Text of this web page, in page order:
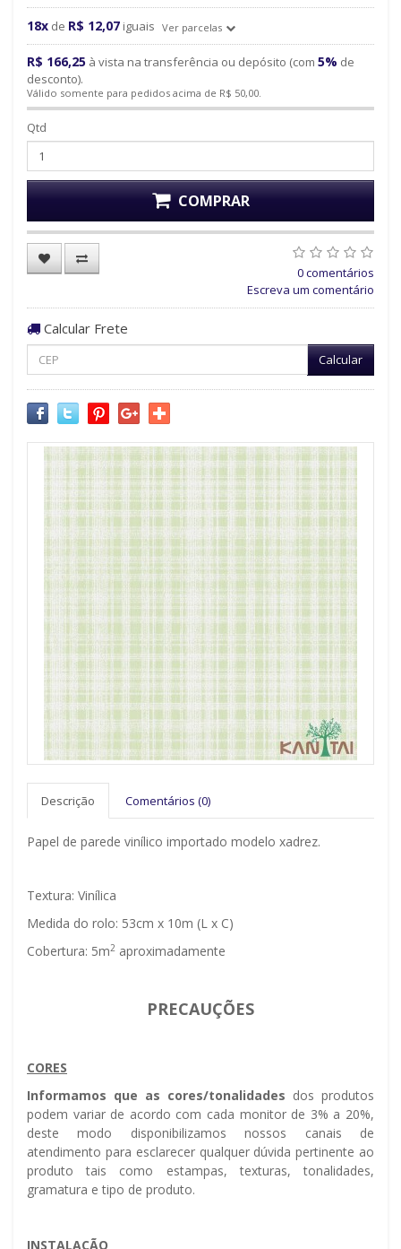
18x de R$ 12,07 iguais Ver parcelas
R$ 166,25 à vista na transferência ou depósito (com 5% de
desconto).
Válido somente para pedidos acima de R$ 50,00.
Qtd
COMPRAR
0 comentários
Escreva um comentário
Calcular Frete
Calcular
Descrição Comentários (0)
Papel de parede vinílico importado modelo xadrez.
Textura: Vinílica
Medida do rolo: 53cm x 10m (L x C)
Cobertura: 5m2 aproximadamente
PRECAUÇÕES
CORES
Informamos que as cores/tonalidades dos produtos
podem variar de acordo com cada monitor de 3% a 20%,
deste modo disponibilizamos nossos canais de
atendimento para esclarecer qualquer dúvida pertinente ao
produto tais como estampas, texturas, tonalidades,
gramatura e tipo de produto.
INSTALAÇÃO